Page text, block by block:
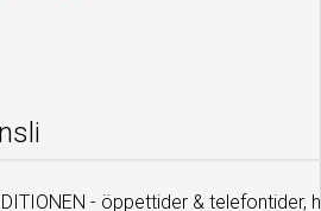
- öppettider & telefontider,